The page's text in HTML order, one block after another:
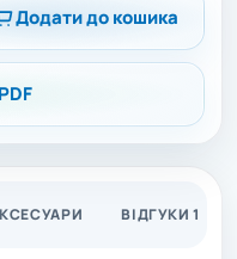
Додати до кошика
ВІДГУКИ 1